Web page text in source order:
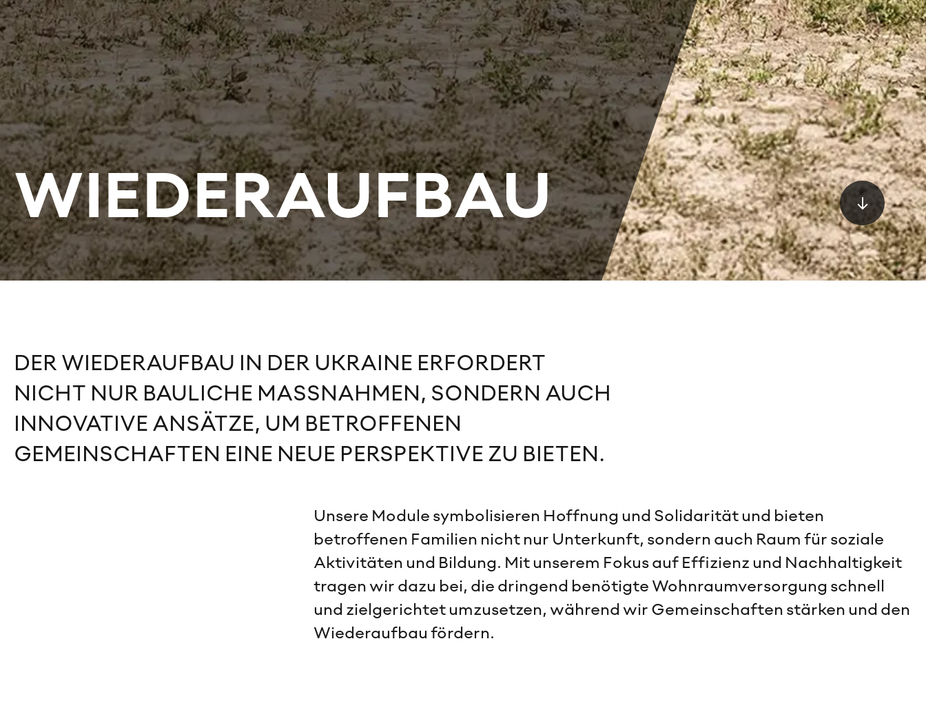
WIEDERAUFBAU
DER WIEDERAUFBAU IN DER UKRAINE ERFORDERT
NICHT NUR BAULICHE MASSNAHMEN, SONDERN AUCH
INNOVATIVE ANSÄTZE, UM BETROFFENEN
GEMEINSCHAFTEN EINE NEUE PERSPEKTIVE ZU BIETEN.
Unsere Module symbolisieren Hoffnung und Solidarität und bieten
betroffenen Familien nicht nur Unterkunft, sondern auch Raum für soziale
Aktivitäten und Bildung. Mit unserem Fokus auf Effizienz und Nachhaltigkeit
tragen wir dazu bei, die dringend benötigte Wohnraumversorgung schnell
und zielgerichtet umzusetzen, während wir Gemeinschaften stärken und den
Wiederaufbau fördern.